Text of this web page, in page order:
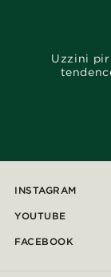
Uzzini
INSTAGRAM
YOUTUBE
FACEBOOK